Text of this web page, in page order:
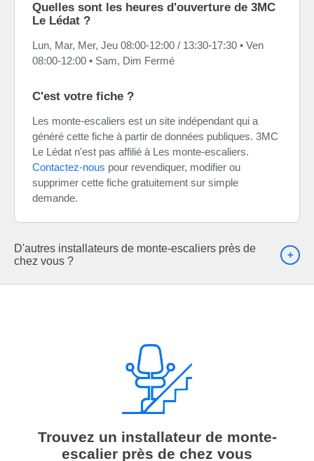
Quelles sont les heures d'ouverture de 3MC
Le Lédat ?
Lun, Mar, Mer, Jeu 08:00-12:00 / 13:30-17:30 • Ven
08:00-12:00 • Sam, Dim Fermé
C'est votre fiche ?
Les monte-escaliers est un site indépendant qui a
généré cette fiche à partir de données publiques. 3MC
Le Lédat n'est pas affilié à Les monte-escaliers.
Contactez-nous pour revendiquer, modifier ou
supprimer cette fiche gratuitement sur simple
demande.
D'autres installateurs de monte-escaliers près de
chez vous ?
Trouvez un installateur de monte-
escalier près de chez vous